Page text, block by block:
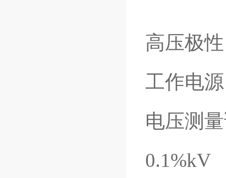
高压极
工作电
电压测
0.1%kV